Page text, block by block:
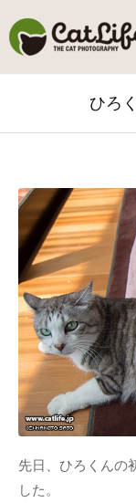
ひろ
先日、ひろくんの
した。